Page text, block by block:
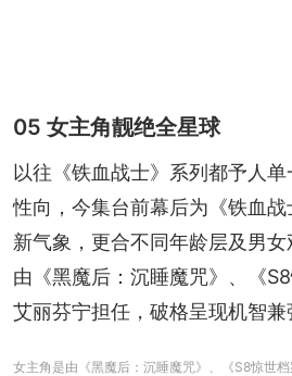
05 女主角靓绝全星球
以往《铁血战士》系列都予人
性向，今集台前幕后为《铁血
新气象，更合不同年龄层及男
由《黑魔后：沉睡魔咒》、《
艾丽芬宁担任，破格呈现机智兼
女主角是由《黑魔后：沉睡魔咒》、《S8惊世